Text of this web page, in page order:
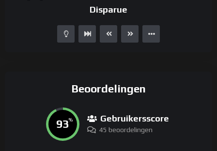
Disparue
Beoordelingen
93% Gebruikersscore
45 beoordelingen